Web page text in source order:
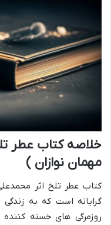
خلاصه کتاب عطر
مهمان نوازان )
کتاب عطر تلخ اثر
گرایانه است که به زندگی
روزمرگی های خسته